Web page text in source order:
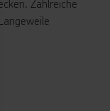
Zahlreiche